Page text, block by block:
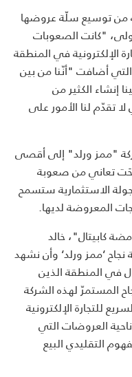
من توسيع سلّة عروضها
"كانت الصعوبات
في المنطقة
أضافت "أنّنا من بين
إنشاء الكثير من
تقدّم لنا الأمور على
"ممز ورلد" إلى أقصى
تعاني من صعوبة
الاستثمارية ستسمح
المعروضة لديها.
كابيتال"، خالد
‘ممز ورلد‘ وأن نشهد
في المنطقة الذين
المستمرّ لهذه الشركة
للتجارة الإلكترونية
العروضات التي
التقليدي البيع